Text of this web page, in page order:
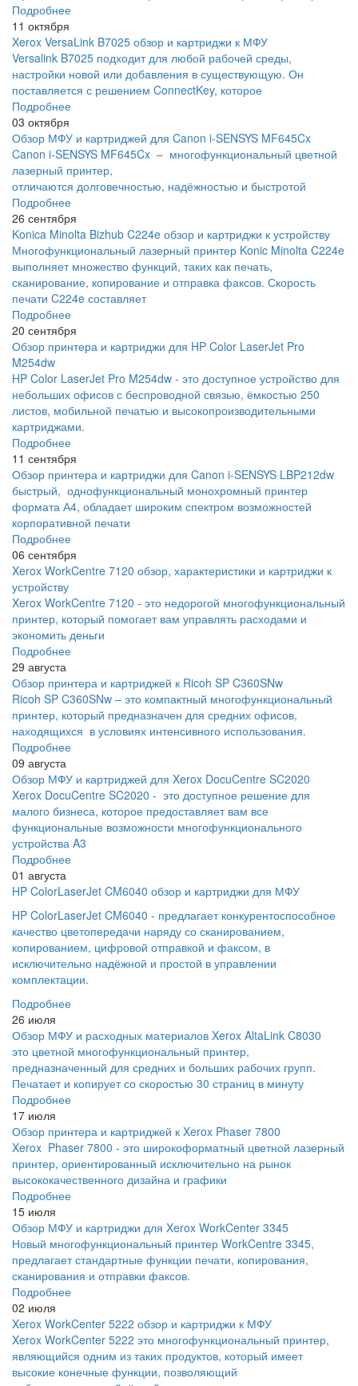
Подробнее
11 октября
Xerox VersaLink B7025 обзор и картриджи к МФУ
Versalink B7025 подходит для любой рабочей среды,
настройки новой или добавления в существующую. Он
поставляется с решением ConnectKey, которое
Подробнее
03 октября
Обзор МФУ и картриджей для Canon i-SENSYS MF645Cx
Canon i-SENSYS MF645Cx – многофункциональный цветной
лазерный принтер,
отличаются долговечностью, надёжностью и быстротой
Подробнее
26 сентября
Konica Minolta Bizhub C224e обзор и картриджи к устройству
Многофункциональный лазерный принтер Konic Minolta C224e
выполняет множество функций, таких как печать,
сканирование, копирование и отправка факсов. Скорость
печати C224e составляет
Подробнее
20 сентября
Обзор принтера и картриджи для HP Color LaserJet Pro
M254dw
HP Color LaserJet Pro M254dw - это доступное устройство для
небольших офисов с беспроводной связью, ёмкостью 250
листов, мобильной печатью и высокопроизводительными
картриджами.
Подробнее
11 сентября
Обзор принтера и картриджи для Canon i-SENSYS LBP212dw
быстрый, однофункциональный монохромный принтер
формата А4, обладает широким спектром возможностей
корпоративной печати
Подробнее
06 сентября
Xerox WorkCentre 7120 обзор, характеристики и картриджи к
устройству
Xerox WorkCentre 7120 - это недорогой многофункциональный
принтер, который помогает вам управлять расходами и
экономить деньги
Подробнее
29 августа
Обзор принтера и картриджей к Ricoh SP C360SNw
Ricoh SP C360SNw – это компактный многофункциональный
принтер, который предназначен для средних офисов,
находящихся в условиях интенсивного использования.
Подробнее
09 августа
Обзор МФУ и картриджей для Xerox DocuCentre SC2020
Xerox DocuCentre SC2020 - это доступное решение для
малого бизнеса, которое предоставляет вам все
функциональные возможности многофункционального
устройства A3
Подробнее
01 августа
HP ColorLaserJet CM6040 обзор и картриджи для МФУ
HP ColorLaserJet CM6040 - предлагает конкурентоспособное
качество цветопередачи наряду со сканированием,
копированием, цифровой отправкой и факсом, в
исключительно надёжной и простой в управлении
комплектации.
Подробнее
26 июля
Обзор МФУ и расходных материалов Xerox AltaLink C8030
это цветной многофункциональный принтер,
предназначенный для средних и больших рабочих групп.
Печатает и копирует со скоростью 30 страниц в минуту
Подробнее
17 июля
Обзор принтера и картриджей к Xerox Phaser 7800
Xerox Phaser 7800 - это широкоформатный цветной лазерный
принтер, ориентированный исключительно на рынок
высококачественного дизайна и графики
Подробнее
15 июля
Обзор МФУ и картриджи для Xerox WorkCenter 3345
Новый многофункциональный принтер WorkCentre 3345,
предлагает стандартные функции печати, копирования,
сканирования и отправки факсов.
Подробнее
02 июля
Xerox WorkCenter 5222 обзор и картриджи к МФУ
Xerox WorkCenter 5222 это многофункциональный принтер,
являющийся одним из таких продуктов, который имеет
высокие конечные функции, позволяющий